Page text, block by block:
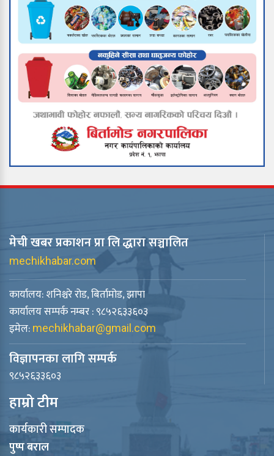
मेची खबर प्रकाशन प्रा लि द्धारा सञ्चालित
mechikhabar.com
कार्यालय: शनिश्चरे रोड, बिर्तामोड, झापा
कार्यालय सम्पर्क नम्बर : ९८५२६३३६०३
इमेल: mechikhabar@gmail.com
विज्ञापनका लागि सम्पर्क
९८५२६३३६०३
हाम्रो टीम
कार्यकारी सम्पादक
पुष्प बराल